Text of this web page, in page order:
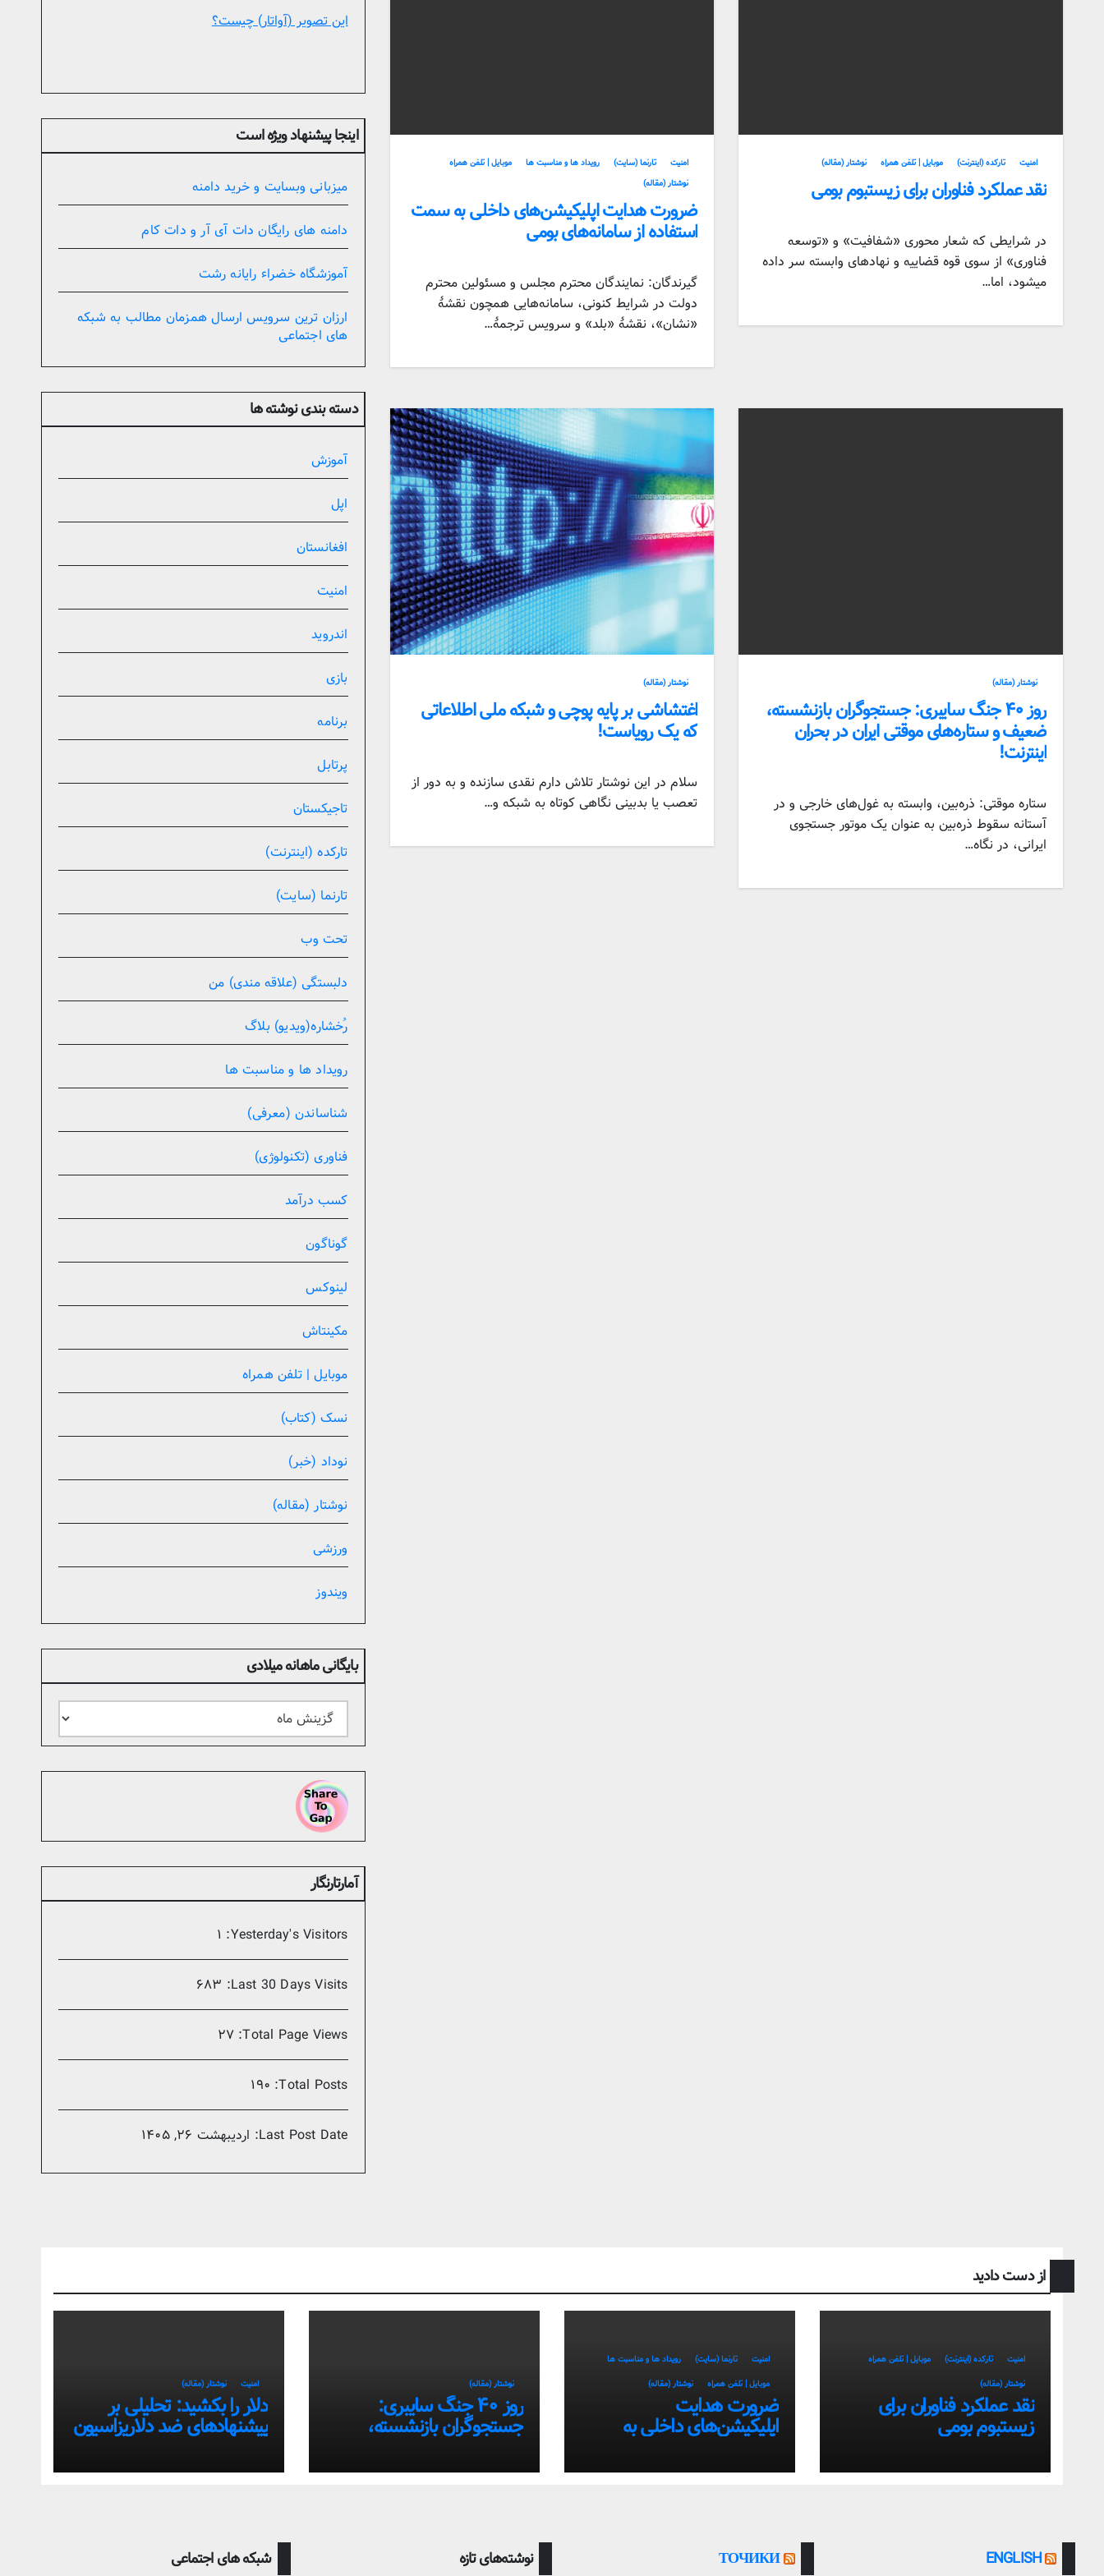
امنیت تارکده (اینترنت) موبایل | تلفن همراه نوشتار (مقاله)
نقد عملکرد فناوران برای زیستبوم بومی
در شرایطی که شعار محوری «شفافیت» و «توسعه
فناوری» از سوی قوه قضاییه و نهادهای وابسته سر داده
میشود، اما…
امنیت تارنما (سایت) رویداد ها و مناسبت ها
موبایل | تلفن همراه
نوشتار (مقاله)
ضرورت هدایت اپلیکیشن‌های داخلی به سمت
استفاده از سامانه‌های بومی
گیرندگان: نمایندگان محترم مجلس و مسئولین محترم
دولت در شرایط کنونی، سامانه‌هایی همچون نقشهٔ
«نشان»، نقشهٔ «بلد» و سرویس ترجمهٔ…
نوشتار (مقاله)
روز ۴۰ جنگ سایبری: جستجوگران بازنشسته،
ضعیف و ستاره‌های موقتی ایران در بحران
اینترنت!
ستاره موقتی: ذره‌بین، وابسته به غول‌های خارجی و در
آستانه سقوط ذره‌بین به عنوان یک موتور جستجوی
ایرانی، در نگاه…
نوشتار (مقاله)
اغتشاشی بر پایه پوچی و شبکه ملی اطلاعاتی
که یک رویاست!
سلام در این نوشتار تلاش دارم نقدی سازنده و به دور از
تعصب یا بدبینی نگاهی کوتاه به شبکه و…
این تصویر (آواتار) چیست؟
اینجا پیشنهاد ویژه است
میزبانی وبسایت و خرید دامنه
دامنه های رایگان دات آی آر و دات کام
آموزشگاه خضراء رایانه رشت
ارزان ترین سرویس ارسال همزمان مطالب به شبکه
های اجتماعی
دسته بندی نوشته ها
آموزش
اپل
افغانستان
امنیت
اندروید
بازی
برنامه
پرتابل
تاجیکستان
تارکده (اینترنت)
تارنما (سایت)
تحت وب
دلبستگی (علاقه مندی) من
رُخشاره(ویدیو) بلاگ
رویداد ها و مناسبت ها
شناساندن (معرفی)
فناوری (تکنولوژی)
کسب درآمد
گوناگون
لینوکس
مکینتاش
موبایل | تلفن همراه
نسک (کتاب)
نوداد (خبر)
نوشتار (مقاله)
ورزشی
ویندوز
بایگانی ماهانه میلادی
بایگانی
ماهانه
آمارتارنگار
Yesterday's Visitors: ۱
Last 30 Days Visits: ۶۸۳
Total Page Views: ۲۷
Total Posts: ۱۹۰
Last Post Date: اردیبهشت ۲۶, ۱۴۰۵
از دست دادید
امنیت تارکده (اینترنت)
موبایل | تلفن همراه
نوشتار (مقاله)
نقد عملکرد فناوران برای
زیستبوم بومی
امنیت تارنما (سایت)
رویداد ها و مناسبت ها
موبایل | تلفن همراه
نوشتار (مقاله)
ضرورت هدایت
اپلیکیشن‌های داخلی به
سمت استفاده از سامانه‌های
بومی
نوشتار (مقاله)
روز ۴۰ جنگ سایبری:
جستجوگران بازنشسته،
ضعیف و ستاره‌های موقتی
ایران در بحران اینترنت!
امنیت نوشتار (مقاله)
دلار را بکشید: تحلیلی بر
پیشنهادهای ضد دلاریزاسیون
اقتصاد ایران
ENGLISH
ТОЧИКИ نوشته‌های تازه شبکه های اجتماعی